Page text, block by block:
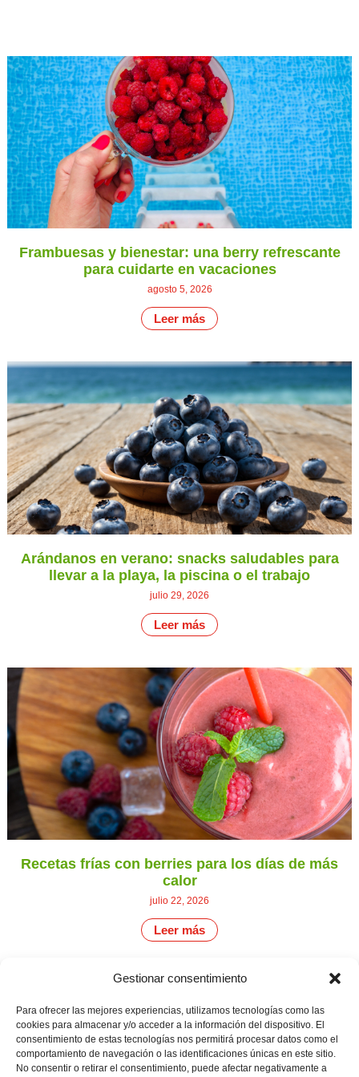
Gestionar consentimiento
Para ofrecer las mejores experiencias, utilizamos tecnologías como las
cookies para almacenar y/o acceder a la información del dispositivo. El
consentimiento de estas tecnologías nos permitirá procesar datos como el
comportamiento de navegación o las identificaciones únicas en este sitio.
No consentir o retirar el consentimiento, puede afectar negativamente a
Frambuesas y bienestar: una berry refrescante
para cuidarte en vacaciones
agosto 5, 2026
Leer más
Arándanos en verano: snacks saludables para
llevar a la playa, la piscina o el trabajo
julio 29, 2026
Leer más
Recetas frías con berries para los días de más
calor
julio 22, 2026
Leer más
Productores
de
fresas,
frambuesas,
arándanos
Camino de
Montemayor s/n
21800 Moguer.
Huelva ESPAÑA.
Aviso legal
Política de
privacidad
Canal de denuncias